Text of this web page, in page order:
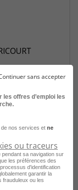
sans accepter
offres d’emploi les
nos services et ne
ou traceurs
pendant sa navigation sur
les préférences des
d'identification
garantir la
frauduleux ou les